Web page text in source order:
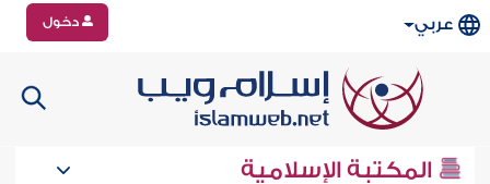
عربي دخول
المكتبة الإسلامية